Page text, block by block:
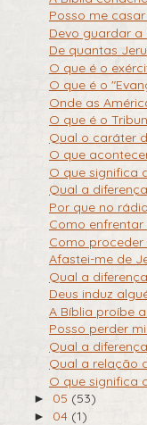
Posso me
Devo guardar a
De quantas
O que é o
O que é o
Onde as
O que é o
Qual o caráter
O que
O que significa
Qual a
Por que no
Como
Como proceder
Afastei-me de
Qual a
Deus induz
A Bíblia proíbe
Posso perder
Qual a
Qual a relação
O que significa
► 05 (53)
► 04 (1)